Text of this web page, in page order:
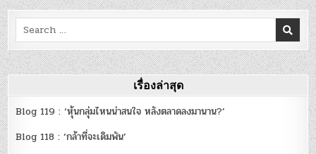
Search
for:
เรื่องล่าสุด
Blog 119 : ‘หุ้นกลุ่มไหนน่าสนใจ หลังตลาดลงมานาน?’
Blog 118 : ‘กล้าที่จะเดิมพัน’